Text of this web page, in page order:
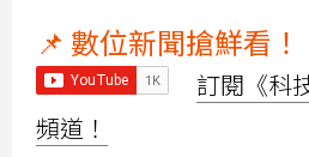
📌 數位新聞搶鮮看！
訂閱《科
頻道！